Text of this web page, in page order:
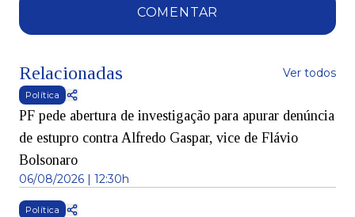
COMENTAR
Relacionadas Ver todos
Política
PF pede abertura de investigação para apurar denúncia
de estupro contra Alfredo Gaspar, vice de Flávio
Bolsonaro
06/08/2026 | 12:30h
Política